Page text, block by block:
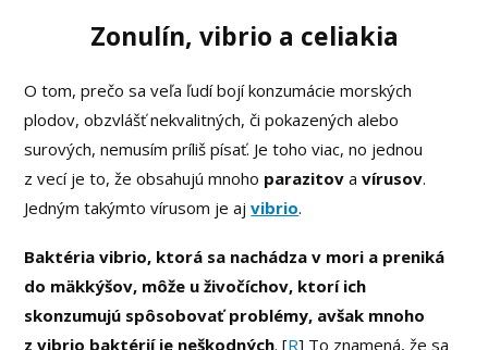
Zonulín, vibrio a celiakia
O tom, prečo sa veľa ľudí bojí konzumácie morských
plodov, obzvlášť nekvalitných, či pokazených alebo
surových, nemusím príliš písať. Je toho viac, no jednou
z vecí je to, že obsahujú mnoho parazitov avírusov.
Jedným takýmto vírusom je ajvibrio.
Baktéria vibrio, ktorá sa nachádza v mori a preniká
do mäkkýšov, môže u živočíchov, ktorí ich
skonzumujú spôsobovať problémy, avšak mnoho
z vibrio baktérií je neškodných. [R] To znamená, že sa